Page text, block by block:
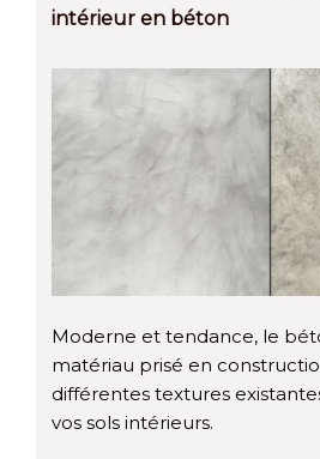
intérieur en béton
Moderne et tendance, le
matériau prisé en
différentes textures
vos sols intérieurs.